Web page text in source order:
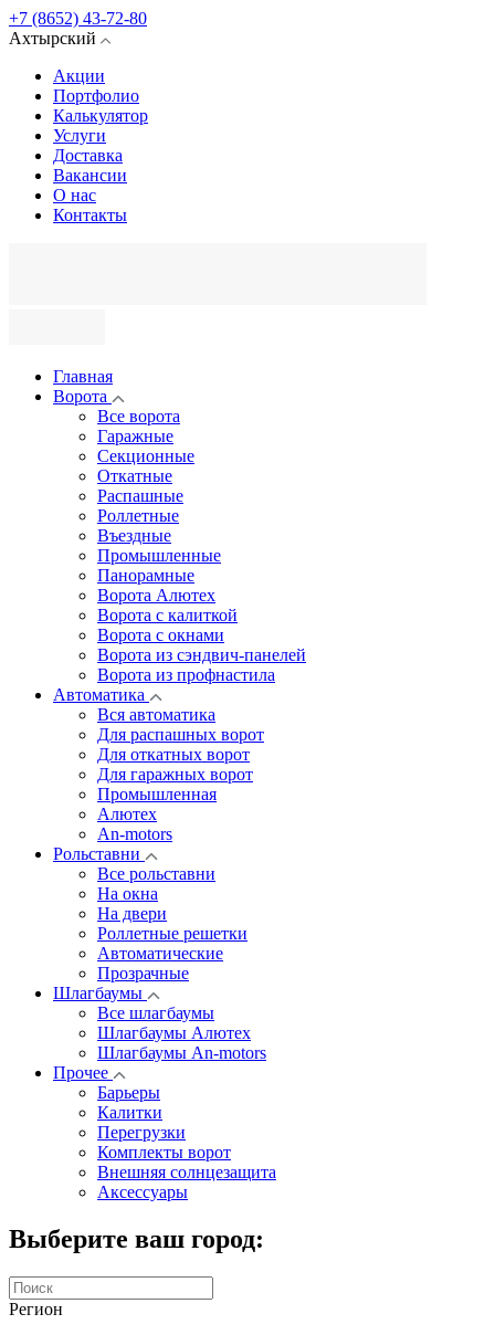
+7 (8652) 43-72-80
Ахтырский
Акции
Портфолио
Калькулятор
Услуги
Доставка
Вакансии
О нас
Контакты
Главная
Ворота
Все ворота
Гаражные
Секционные
Откатные
Распашные
Роллетные
Въездные
Промышленные
Панорамные
Ворота Алютех
Ворота с калиткой
Ворота c окнами
Ворота из сэндвич-панелей
Ворота из профнастила
Автоматика
Вся автоматика
Для распашных ворот
Для откатных ворот
Для гаражных ворот
Промышленная
Алютех
An-motors
Рольставни
Все рольставни
На окна
На двери
Роллетные решетки
Автоматические
Прозрачные
Шлагбаумы
Все шлагбаумы
Шлагбаумы Алютех
Шлагбаумы An-motors
Прочее
Барьеры
Калитки
Перегрузки
Комплекты ворот
Внешняя солнцезащита
Аксессуары
Выберите ваш город:
Регион